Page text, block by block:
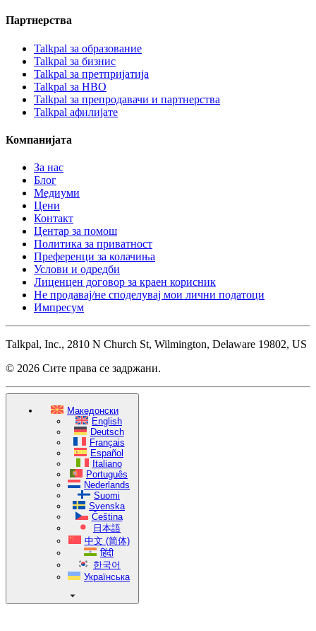
Партнерства
Talkpal за образование
Talkpal за бизнис
Talkpal за претпријатија
Talkpal за НВО
Talkpal за препродавачи и партнерства
Talkpal афилијате
Компанијата
За нас
Блог
Медиуми
Цени
Контакт
Центар за помош
Политика за приватност
Преференци за колачиња
Услови и одредби
Лиценцен договор за краен корисник
Не продавај/не споделувај мои лични податоци
Импресум
Talkpal, Inc., 2810 N Church St, Wilmington, Delaware 19802, US
© 2026 Сите права се задржани.
Македонски
English
Deutsch
Français
Español
Italiano
Português
Nederlands
Suomi
Svenska
Čeština
日本語
中文 (简体)
हिंदी
한국어
Українська